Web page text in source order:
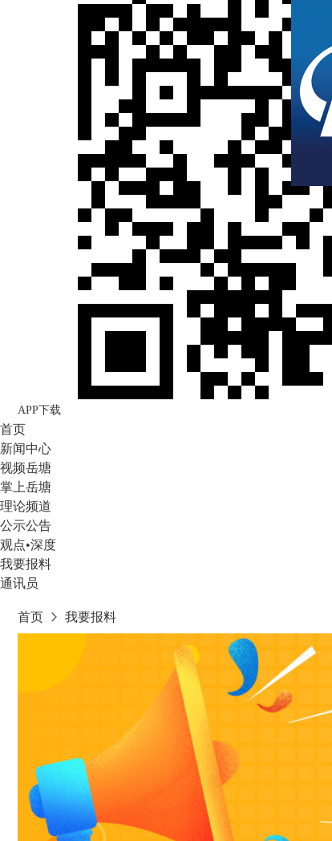
APP下载
首页
新闻中心
视频岳塘
掌上岳塘
理论频道
公示公告
观点•深度
我要报料
通讯员
首页 我要报料